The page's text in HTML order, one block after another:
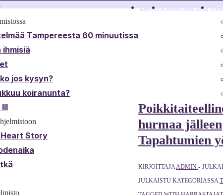
Tampereesta 60 minuutissa
ihmisiä
jos kysyn?
koiranunta?
Story
LiputVuokraa tila
hurmaa jälleen
Tapahtumien
KIRJOITTAJAADMIN
JULKAISTU KATEGORIASSA